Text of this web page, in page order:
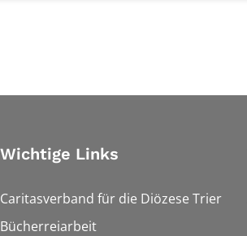
Wichtige Links
Caritasverband für die Diözese Trier
Bücherreiarbeit